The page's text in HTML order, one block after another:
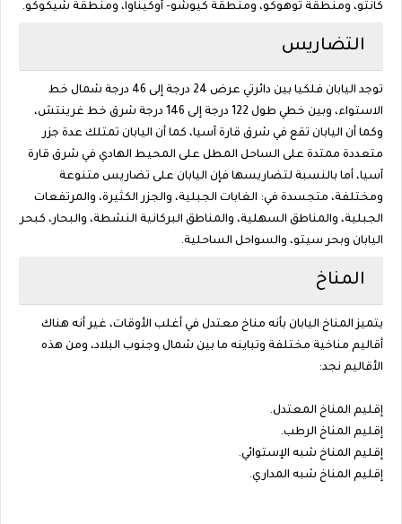
كانتو، ومنطقة توهوكو، ومنطقة كيوشو- أوكيناوا، ومنطقة شيكوكو.
التضاريس
توجد اليابان فلكيا بين دائرتي عرض 24 درجة إلى 46 درجة شمال خط
الاستواء، وبين خطي طول 122 درجة إلى 146 درجة شرق خط غرينتش،
وكما أن اليابان تقع في شرق قارة آسيا، كما أن اليابان تمتلك عدة جزر
متعددة ممتدة على الساحل المطل على المحيط الهادي في شرق قارة
آسيا، أما بالنسبة لتضاريسها فإن اليابان على تضاريس متنوعة
ومختلفة، متجسدة في: الغابات الجبلية، والجزر الكثيرة، والمرتفعات
الجبلية، والمناطق السهلية، والمناطق البركانية النشطة، والبحار، كبحر
اليابان وبحر سيتو، والسواحل الساحلية.
المناخ
يتميز المناخ اليابان بأنه مناخ معتدل في أغلب الأوقات، غير أنه هناك
أقاليم مناخية مختلفة وتباينه ما بين شمال وجنوب البلاد، ومن هذه
الأقاليم نجد:
إقليم المناخ المعتدل.
إقليم المناخ الرطب.
إقليم المناخ شبه الإستوائي.
إقليم المناخ شبه المداري.